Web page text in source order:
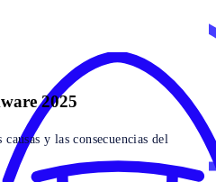
2025
y las consecuencias del